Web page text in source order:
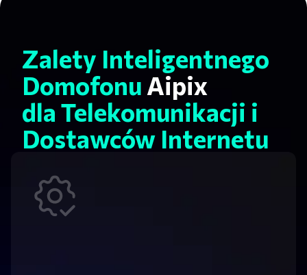
Zalety Inteligentnego
Domofonu Aipix
dla Telekomunikacji i
Dostawców Internetu